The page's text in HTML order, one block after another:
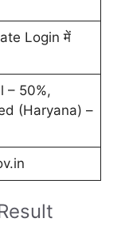
Login में
– 50%,
(Haryana) –